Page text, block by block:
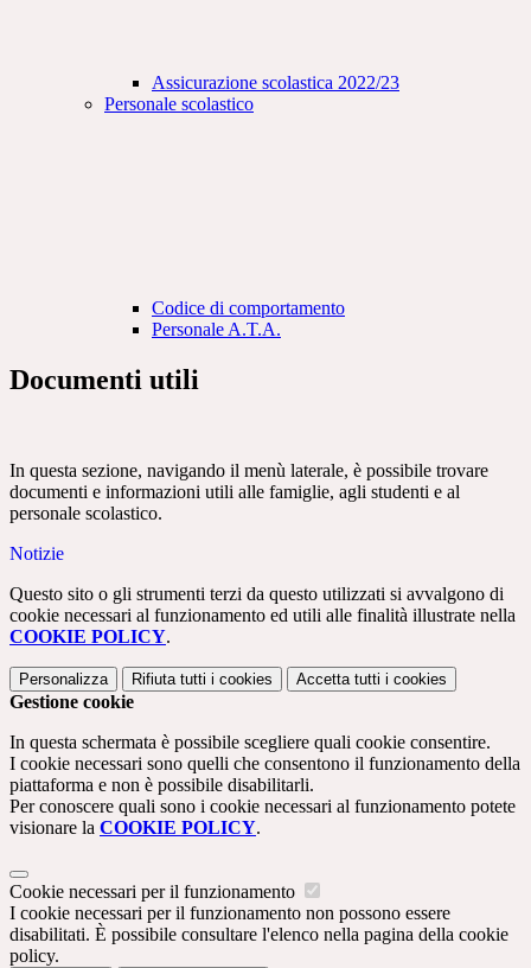
Assicurazione scolastica 2022/23
Personale scolastico
Codice di comportamento
Personale A.T.A.
Documenti utili
In questa sezione, navigando il menù laterale, è possibile trovare
documenti e informazioni utili alle famiglie, agli studenti e al
personale scolastico.
Notizie
Questo sito o gli strumenti terzi da questo utilizzati si avvalgono di
cookie necessari al funzionamento ed utili alle finalità illustrate nella
COOKIE POLICY.
Personalizza Rifiuta tutti i cookies Accetta tutti i cookies
Gestione cookie
In questa schermata è possibile scegliere quali cookie consentire.
I cookie necessari sono quelli che consentono il funzionamento della
piattaforma e non è possibile disabilitarli.
Per conoscere quali sono i cookie necessari al funzionamento potete
visionare la COOKIE POLICY.
Cookie necessari per il funzionamento
I cookie necessari per il funzionamento non possono essere
disabilitati. È possibile consultare l'elenco nella pagina della cookie
policy.